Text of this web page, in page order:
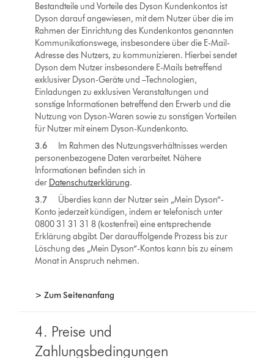
Bestandteile und Vorteile des Dyson Kundenkontos ist
Dyson darauf angewiesen, mit dem Nutzer über die im
Rahmen der Einrichtung des Kundenkontos genannten
Kommunikationswege, insbesondere über die E-Mail-
Adresse des Nutzers, zu kommunizieren. Hierbei sendet
Dyson dem Nutzer insbesondere E-Mails betreffend
exklusiver Dyson-Geräte und –Technologien,
Einladungen zu exklusiven Veranstaltungen und
sonstige Informationen betreffend den Erwerb und die
Nutzung von Dyson-Waren sowie zu sonstigen Vorteilen
für Nutzer mit einem Dyson-Kundenkonto.
3.6
Im Rahmen des Nutzungsverhältnisses werden
personenbezogene Daten verarbeitet. Nähere
Informationen befinden sich in
der Datenschutzerklärung.
3.7
Überdies kann der Nutzer sein „Mein Dyson“-
Konto jederzeit kündigen, indem er telefonisch unter
0800 31 31 31 8 (kostenfrei) eine entsprechende
Erklärung abgibt. Der darauffolgende Prozess bis zur
Löschung des „Mein Dyson“-Kontos kann bis zu einem
Monat in Anspruch nehmen.
> Zum Seitenanfang
4. Preise und
Zahlungsbedingungen